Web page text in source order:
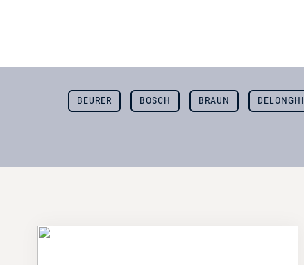
BEURER BOSCH BRAUN DELONGHI